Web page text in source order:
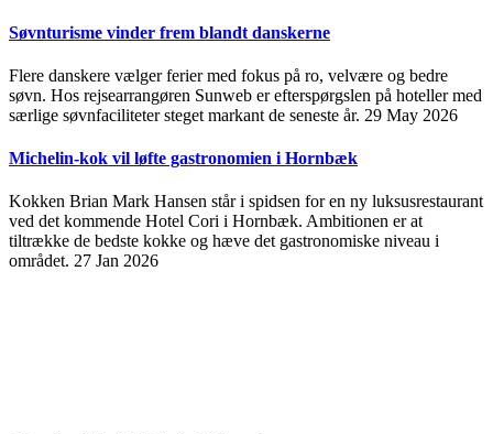
Søvnturisme vinder frem blandt danskerne
Flere danskere vælger ferier med fokus på ro, velvære og bedre
søvn. Hos rejsearrangøren Sunweb er efterspørgslen på hoteller med
særlige søvnfaciliteter steget markant de seneste år. 29 May 2026
Michelin-kok vil løfte gastronomien i Hornbæk
Kokken Brian Mark Hansen står i spidsen for en ny luksusrestaurant
ved det kommende Hotel Cori i Hornbæk. Ambitionen er at
tiltrække de bedste kokke og hæve det gastronomiske niveau i
området. 27 Jan 2026